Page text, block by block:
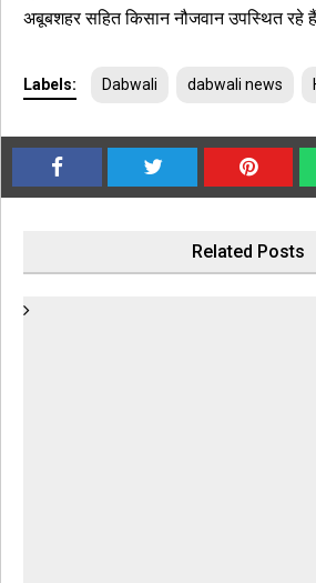
अबूबशहर सहित किसान नौजवान उपस्थित रहे
Labels: Dabwali dabwali news
Related Posts